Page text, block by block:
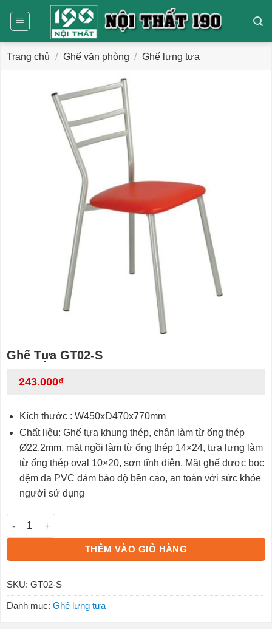
dung
Trang chủ / Ghế văn phòng / Ghế lưng tựa
Ghế Tựa GT02-S
243.000₫
Kích thước : W450xD470x770mm
Chất liệu: Ghế tựa khung thép, chân làm từ ống thép
Ø22.2mm, mặt ngồi làm từ ống thép 14×24, tựa lưng làm
từ ống thép oval 10×20, sơn tĩnh điện. Mặt ghế được bọc
đệm da PVC đảm bảo độ bền cao, an toàn với sức khỏe
người sử dụng
Ghế Tựa GT02-S số lượng
THÊM VÀO GIỎ HÀNG
SKU: GT02-S
Danh mục: Ghế lưng tựa